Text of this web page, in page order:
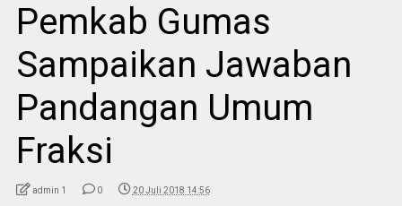
Pemkab Gumas
Sampaikan Jawaban
Pandangan Umum
Fraksi
admin 1 0 20 Juli 2018 14:56